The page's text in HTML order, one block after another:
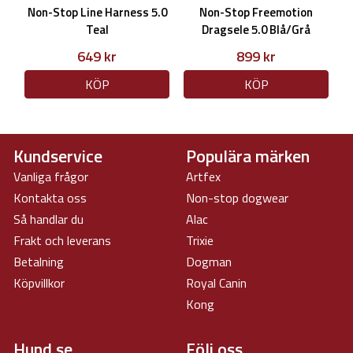
Non-Stop Line Harness 5.0
Teal
649 kr
KÖP
Non-Stop Freemotion
Dragsele 5.0 Blå/Grå
899 kr
KÖP
Kundservice
Vanliga frågor
Kontakta oss
Så handlar du
Frakt och leverans
Betalning
Köpvillkor
Populära märken
Artfex
Non-stop dogwear
Alac
Trixie
Dogman
Royal Canin
Kong